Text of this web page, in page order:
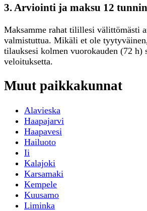
3. Arviointi ja maksu 12
Maksamme rahat tilillesi välittömästi
valmistuttua. Mikäli et ole
tilauksesi kolmen vuorokauden (72 h)
veloituksetta.
Muut paikkakunnat
Alavieska
Haapajarvi
Haapavesi
Hailuoto
Ii
Kalajoki
Karsamaki
Kempele
Kuusamo
Liminka